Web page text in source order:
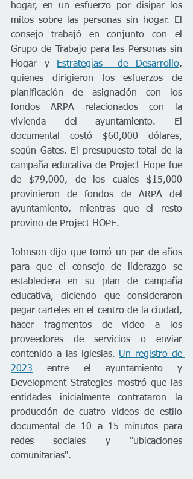
hogar, en un esfuerzo por disipar los
mitos sobre las personas sin hogar. El
consejo trabajó en conjunto con el
Grupo de Trabajo para las Personas sin
Hogar y
Estrategias de Desarrollo,
quienes dirigieron los esfuerzos de
planificación de asignación con los
fondos ARPA relacionados con la
vivienda del ayuntamiento. El
documental costó $60,000 dólares,
según Gates. El presupuesto total de la
campaña educativa de Project Hope fue
de $79,000, de los cuales $15,000
provinieron de fondos de ARPA del
ayuntamiento, mientras que el resto
provino de Project HOPE.
Johnson dijo que tomó un par de años
para que el consejo de liderazgo se
estableciera en su plan de campaña
educativa, diciendo que consideraron
pegar carteles en el centro de la ciudad,
hacer fragmentos de video a los
proveedores de servicios o enviar
contenido a las iglesias. Un registro de
2023 entre el ayuntamiento y
Development Strategies mostró que las
entidades inicialmente contrataron la
producción de cuatro videos de estilo
documental de 10 a 15 minutos para
redes sociales y "ubicaciones
comunitarias".